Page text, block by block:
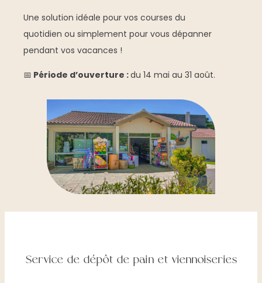
Une solution idéale pour vos courses du
quotidien ou simplement pour vous dépanner
pendant vos vacances !
📅 Période d’ouverture :du 14 mai au 31 août.
Service de dépôt de pain et viennoiseries